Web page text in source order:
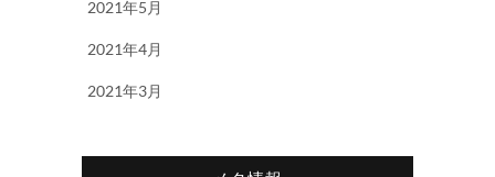
2021年5月
2021年4月
2021年3月